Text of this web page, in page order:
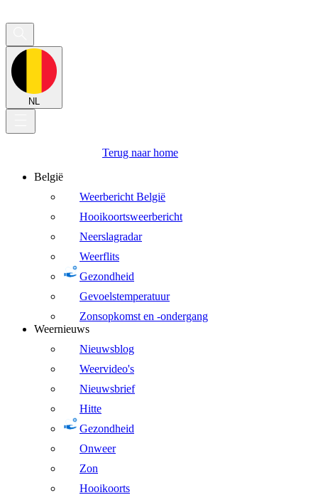
NL
Terug naar home
België
Weerbericht België
Hooikoortsweerbericht
Neerslagradar
Weerflits
Gezondheid
Gevoelstemperatuur
Zonsopkomst en -ondergang
Weernieuws
Nieuwsblog
Weervideo's
Nieuwsbrief
Hitte
Gezondheid
Onweer
Zon
Hooikoorts